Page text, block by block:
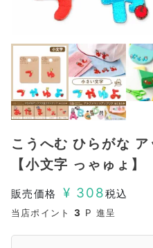
こうへむ ひらがな
【小文字 っゃゅょ】
販売価格 ¥ 308税込
当店ポイント 3 P 進呈